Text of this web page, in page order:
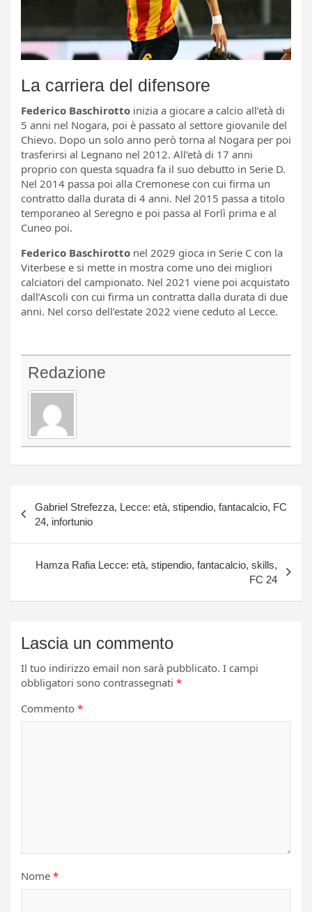
La carriera del difensore
Federico Baschirotto inizia a giocare a calcio all’età di
5 anni nel Nogara, poi è passato al settore giovanile del
Chievo. Dopo un solo anno però torna al Nogara per poi
trasferirsi al Legnano nel 2012. All’età di 17 anni
proprio con questa squadra fa il suo debutto in Serie D.
Nel 2014 passa poi alla Cremonese con cui firma un
contratto dalla durata di 4 anni. Nel 2015 passa a titolo
temporaneo al Seregno e poi passa al Forlì prima e al
Cuneo poi.
Federico Baschirotto nel 2029 gioca in Serie C con la
Viterbese e si mette in mostra come uno dei migliori
calciatori del campionato. Nel 2021 viene poi acquistato
dall’Ascoli con cui firma un contratta dalla durata di due
anni. Nel corso dell’estate 2022 viene ceduto al Lecce.
Redazione
articoli
Gabriel Strefezza, Lecce: età, stipendio, fantacalcio, FC
24, infortunio
Hamza Rafia Lecce: età, stipendio, fantacalcio, skills,
FC 24
Lascia un commento
Il tuo indirizzo email non sarà pubblicato. I campi
obbligatori sono contrassegnati *
Commento *
Nome *